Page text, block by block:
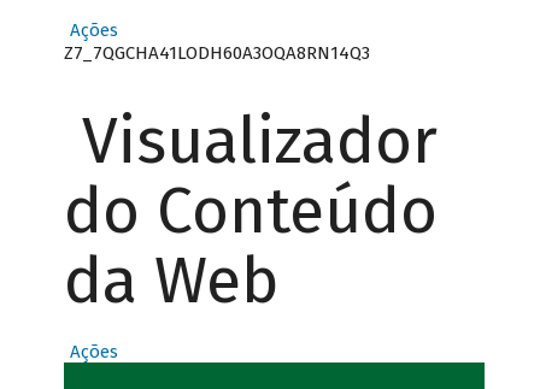
Ações
Z7_7QGCHA41LODH60A3OQA8RN14Q3
Visualizador
do Conteúdo
da Web
Ações